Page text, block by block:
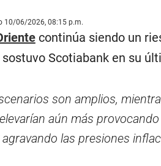
10/06/2026, 08:15 p.m.
continúa siendo un
Scotiabank en su
son amplios,
aún más
las presiones